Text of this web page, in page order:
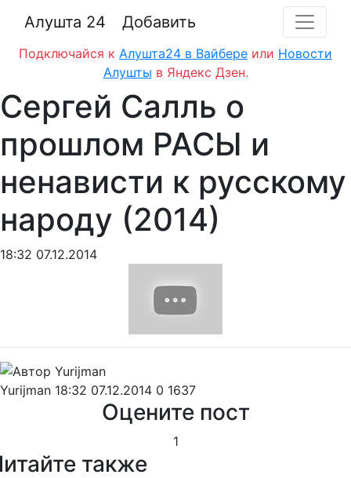
Алушта 24 Добавить
Подключайся к Алушта24 в Вайбере или Новости
Алушты в Яндекс Дзен.
Сергей Салль о
прошлом РАСЫ и
ненависти к русскому
народу (2014)
18:32 07.12.2014
Yurijman 18:32 07.12.2014 0 1637
Оцените пост
1
также